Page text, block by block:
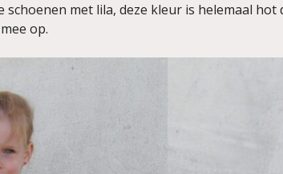
met lila, deze kleur is helemaal
op.